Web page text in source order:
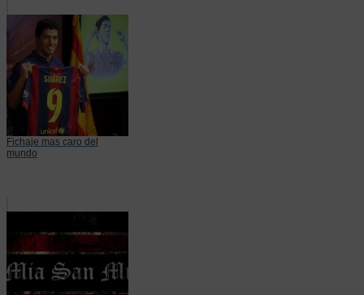
Fichaje mas caro del
mundo